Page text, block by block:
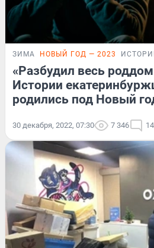
ЗИМА НОВЫЙ ГОД — 2023
«Разбудил весь
Истории
родились под Новый
30 декабря, 2022, 07:30 7 346 14